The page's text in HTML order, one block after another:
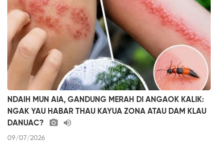
NDAIH MUN AIA, GANDUNG MERAH DI ANGAOK KALIK:
NGAK YAU HABAR THAU KAYUA ZONA ATAU DAM KLAU
DANUAC?
09/07/2026